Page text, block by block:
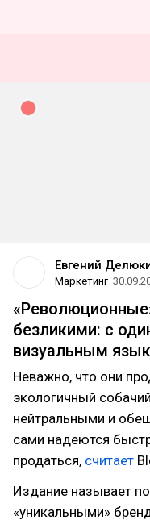
Евгений
Маркетинг
безликими: с
визуальным
Неважно, что они
экологичный
нейтральными и
сами надеются
продаться, считает
Издание называет
«уникальными»